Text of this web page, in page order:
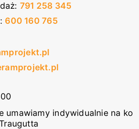
: 791 258 345
: 600 160 765
umawiamy indywidualnie na ko